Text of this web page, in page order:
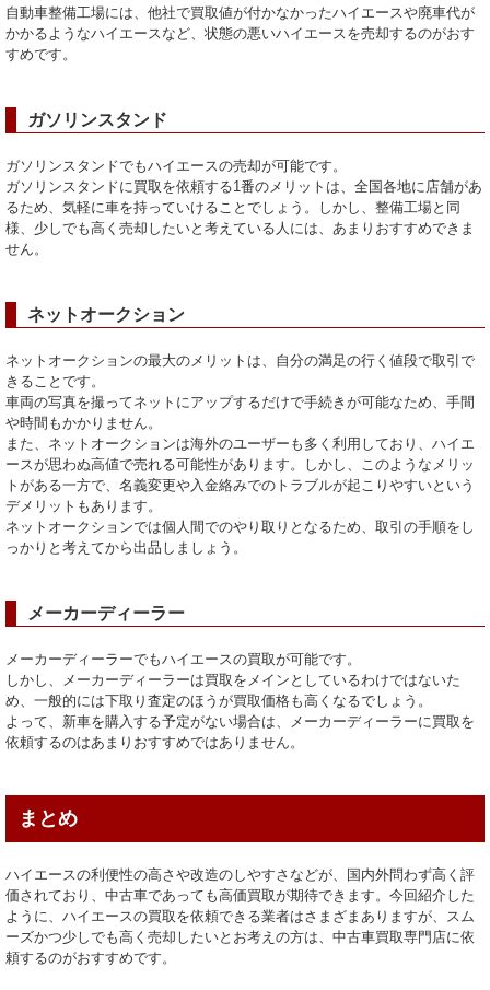
自動車整備工場には、他社で買取値が付かなかったハイエースや廃車代が
かかるようなハイエースなど、状態の悪いハイエースを売却するのがおす
すめです。
ガソリンスタンド
ガソリンスタンドでもハイエースの売却が可能です。
ガソリンスタンドに買取を依頼する1番のメリットは、全国各地に店舗があ
るため、気軽に車を持っていけることでしょう。しかし、整備工場と同
様、少しでも高く売却したいと考えている人には、あまりおすすめできま
せん。
ネットオークション
ネットオークションの最大のメリットは、自分の満足の行く値段で取引で
きることです。
車両の写真を撮ってネットにアップするだけで手続きが可能なため、手間
や時間もかかりません。
また、ネットオークションは海外のユーザーも多く利用しており、ハイエ
ースが思わぬ高値で売れる可能性があります。しかし、このようなメリッ
トがある一方で、名義変更や入金絡みでのトラブルが起こりやすいという
デメリットもあります。
ネットオークションでは個人間でのやり取りとなるため、取引の手順をし
っかりと考えてから出品しましょう。
メーカーディーラー
メーカーディーラーでもハイエースの買取が可能です。
しかし、メーカーディーラーは買取をメインとしているわけではないた
め、一般的には下取り査定のほうが買取価格も高くなるでしょう。
よって、新車を購入する予定がない場合は、メーカーディーラーに買取を
依頼するのはあまりおすすめではありません。
まとめ
ハイエースの利便性の高さや改造のしやすさなどが、国内外問わず高く評
価されており、中古車であっても高価買取が期待できます。今回紹介した
ように、ハイエースの買取を依頼できる業者はさまざまありますが、スム
ーズかつ少しでも高く売却したいとお考えの方は、中古車買取専門店に依
頼するのがおすすめです。